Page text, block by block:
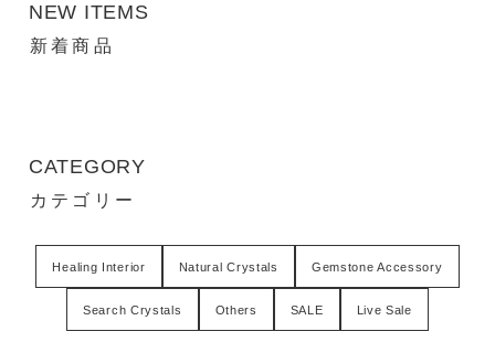
NEW ITEMS
新着商品
CATEGORY
カテゴリー
Healing Interior Natural Crystals Gemstone Accessory
Search Crystals Others SALE Live Sale